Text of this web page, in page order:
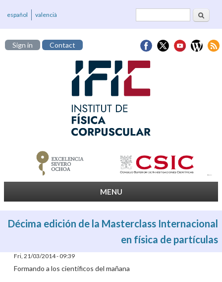
Search
español valencià
Sign in Contact
MENU
Décima edición de la Masterclass Internacional
en física de partículas
Fri, 21/03/2014 - 09:39
Formando a los científicos del mañana